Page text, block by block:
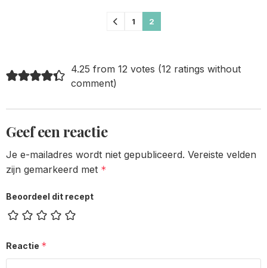
1 2
4.25 from 12 votes (12 ratings without
comment)
Geef een reactie
Je e-mailadres wordt niet gepubliceerd. Vereiste velden
zijn gemarkeerd met *
Beoordeel dit recept
Reactie *